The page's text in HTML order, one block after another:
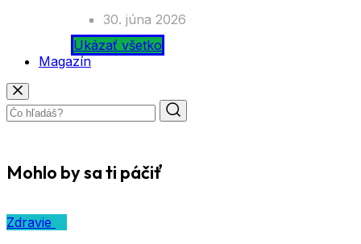
30. júna 2026
Ukázať všetko
Magazín
Mohlo by sa ti páčiť
Zdravie